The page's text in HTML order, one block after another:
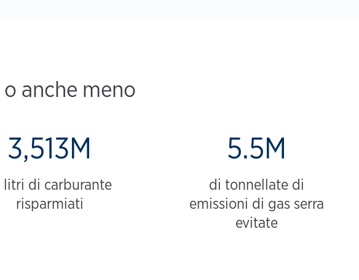
anche meno
3,513M
litri di carburante
risparmiati
5.5M
di tonnellate di
emissioni di gas serra
evitate